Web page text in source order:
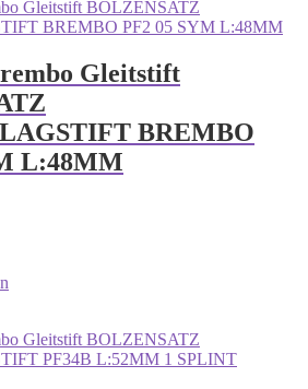
Gleitstift
BREMBO
L:48MM